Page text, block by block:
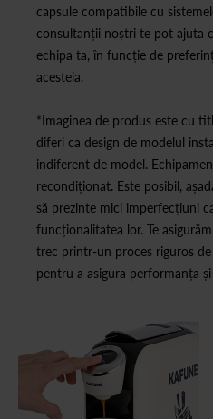
capsule compatibile cu
consultanții noștri te pot ajuta
echipa ta, în funcție de
acesteia.
*Imaginea de produs este cu
diferi ca design de modelul
indiferent de model.
recondiționat. Este posibil,
să prezinte mici imperfecțiuni
funcționalitatea lor. Te
trec printr-un proces riguros de
pentru a asigura performanța